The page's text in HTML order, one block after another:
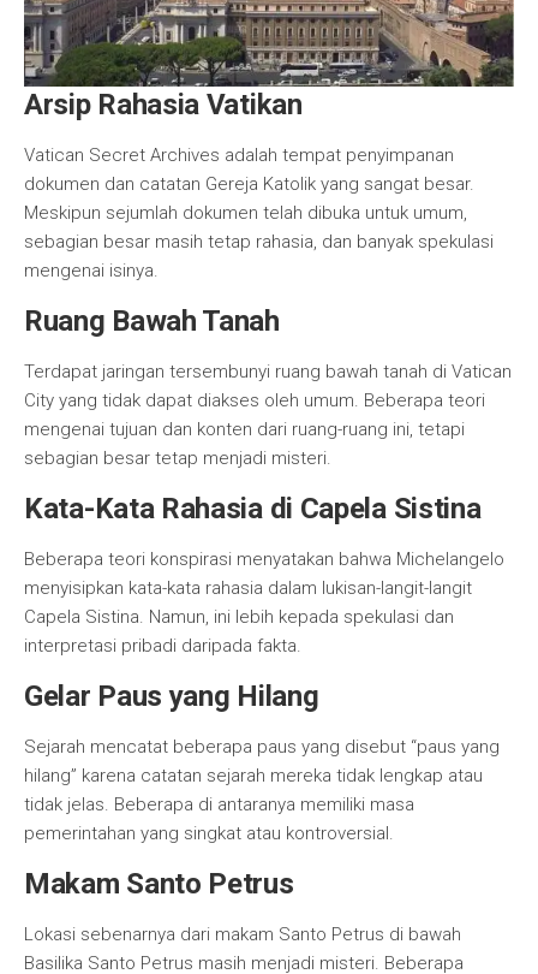
Arsip Rahasia Vatikan
Vatican Secret Archives adalah tempat penyimpanan
dokumen dan catatan Gereja Katolik yang sangat besar.
Meskipun sejumlah dokumen telah dibuka untuk umum,
sebagian besar masih tetap rahasia, dan banyak spekulasi
mengenai isinya.
Ruang Bawah Tanah
Terdapat jaringan tersembunyi ruang bawah tanah di Vatican
City yang tidak dapat diakses oleh umum. Beberapa teori
mengenai tujuan dan konten dari ruang-ruang ini, tetapi
sebagian besar tetap menjadi misteri.
Kata-Kata Rahasia di Capela Sistina
Beberapa teori konspirasi menyatakan bahwa Michelangelo
menyisipkan kata-kata rahasia dalam lukisan-langit-langit
Capela Sistina. Namun, ini lebih kepada spekulasi dan
interpretasi pribadi daripada fakta.
Gelar Paus yang Hilang
Sejarah mencatat beberapa paus yang disebut “paus yang
hilang” karena catatan sejarah mereka tidak lengkap atau
tidak jelas. Beberapa di antaranya memiliki masa
pemerintahan yang singkat atau kontroversial.
Makam Santo Petrus
Lokasi sebenarnya dari makam Santo Petrus di bawah
Basilika Santo Petrus masih menjadi misteri. Beberapa